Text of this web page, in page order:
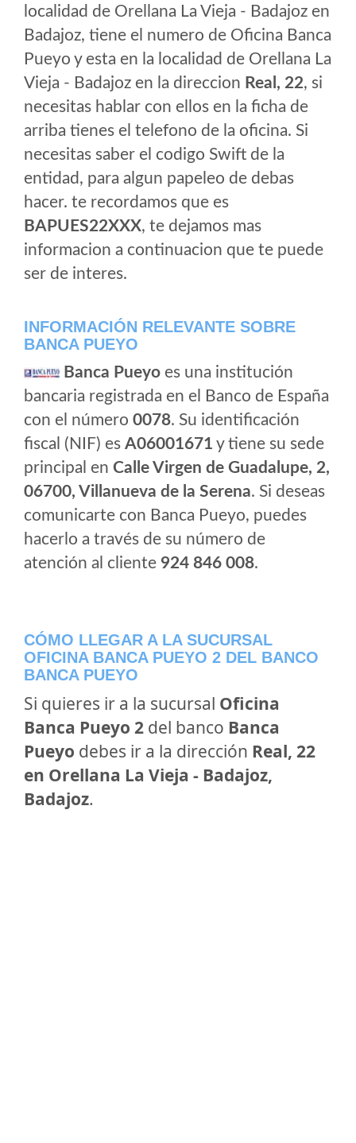
localidad de Orellana La Vieja - Badajoz en
Badajoz, tiene el numero de Oficina Banca
Pueyo y esta en la localidad de Orellana La
Vieja - Badajoz en la direccion Real, 22, si
necesitas hablar con ellos en la ficha de
arriba tienes el telefono de la oficina. Si
necesitas saber el codigo Swift de la
entidad, para algun papeleo de debas
hacer. te recordamos que es
BAPUES22XXX, te dejamos mas
informacion a continuacion que te puede
ser de interes.
INFORMACIÓN RELEVANTE SOBRE
BANCA PUEYO
Banca Pueyo es una institución
bancaria registrada en el Banco de España
con el número 0078. Su identificación
fiscal (NIF) es A06001671 y tiene su sede
principal en Calle Virgen de Guadalupe, 2,
06700, Villanueva de la Serena. Si deseas
comunicarte con Banca Pueyo, puedes
hacerlo a través de su número de
atención al cliente 924 846 008.
CÓMO LLEGAR A LA SUCURSAL
OFICINA BANCA PUEYO 2 DEL BANCO
BANCA PUEYO
Si quieres ir a la sucursal Oficina
Banca Pueyo 2 del banco Banca
Pueyo debes ir a la dirección Real, 22
en Orellana La Vieja - Badajoz,
Badajoz.